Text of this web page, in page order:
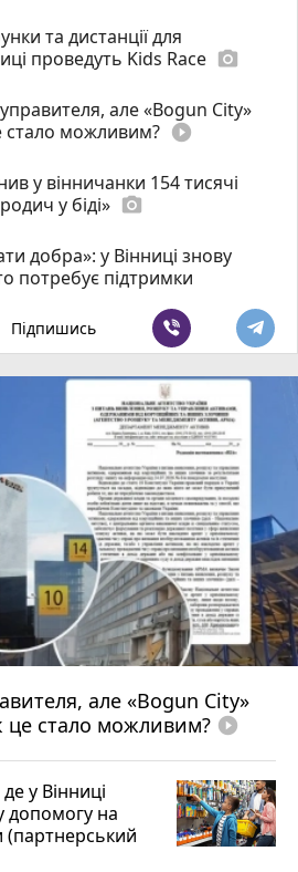
та дистанції для
проведуть Kids Race photo_camera
але «Bogun City»
стало можливим? play_circle_filled
у вінничанки 154 тисячі
у біді» photo_camera
добра»: у Вінниці знову
потребує підтримки
Підпишись
але «Bogun City»
це стало можливим? play_circle_filled
у Вінниці
допомогу на
(партнерський